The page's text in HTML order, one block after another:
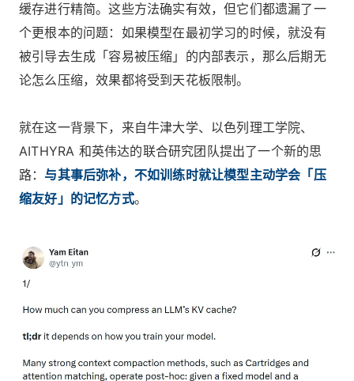
缓存进行精简。这些方法确实有效，但它们都遗漏了一
个更根本的问题：如果模型在最初学习的时候，就没有
被引导去生成「容易被压缩」的内部表示，那么后期无
论怎么压缩，效果都将受到天花板限制。
就在这一背景下，来自牛津大学、以色列理工学院、
AITHYRA 和英伟达的联合研究团队提出了一个新的思
路： 与其事后弥补，不如训练时就让模型主动学会「压
缩友好」的记忆方式。